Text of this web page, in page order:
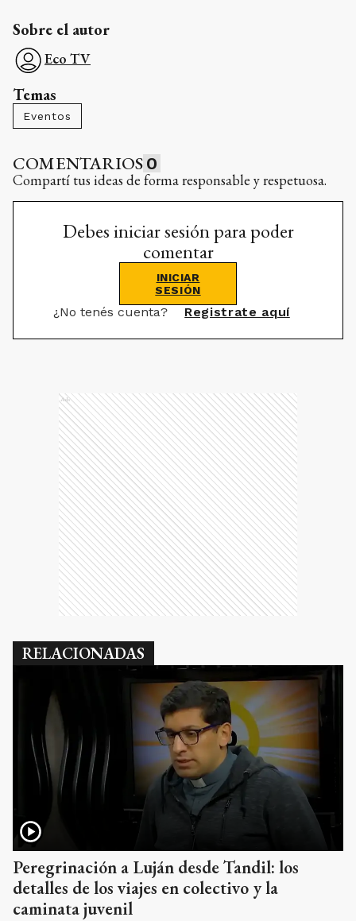
Sobre el autor
Eco TV
Temas
Eventos
COMENTARIOS 0
Compartí tus ideas de forma responsable y respetuosa.
Debes iniciar sesión para poder
comentar
INICIAR
SESIÓN
¿No tenés cuenta? Registrate aquí
Ads
RELACIONADAS
Peregrinación a Luján desde Tandil: los
detalles de los viajes en colectivo y la
caminata juvenil